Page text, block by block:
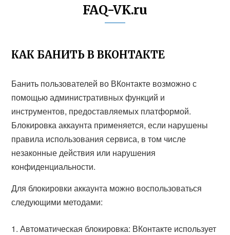
FAQ-VK.ru
КАК БАНИТЬ В ВКОНТАКТЕ
Банить пользователей во ВКонтакте возможно с
помощью административных функций и
инструментов, предоставляемых платформой.
Блокировка аккаунта применяется, если нарушены
правила использования сервиса, в том числе
незаконные действия или нарушения
конфиденциальности.
Для блокировки аккаунта можно воспользоваться
следующими методами:
Автоматическая блокировка: ВКонтакте использует